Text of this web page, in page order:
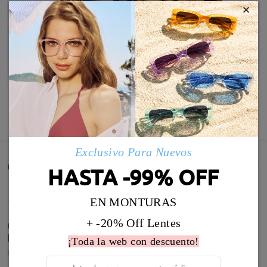
MOSTRAR MÁS
Comentarios de Clientes(1381)
Contenta me encantaron. Pedí progresivas y
bifocales. Todo bien
by
×
Exclusivo Para Nuevos
HASTA -99% OFF
EN MONTURAS
+ -20% Off Lentes
¡Toda la web con descuento!